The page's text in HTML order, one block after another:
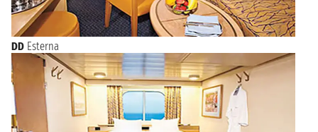
DD Esterna